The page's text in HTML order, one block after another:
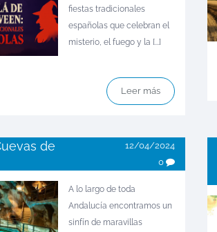
fiestas tradicionales
españolas que celebran el
misterio, el fuego y la [...]
Leer más
de
12/04/2024
0
A lo largo de toda
Andalucía encontramos un
sinfín de maravillas